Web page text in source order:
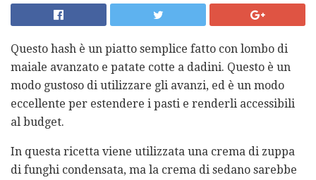
Questo hash è un piatto semplice fatto con lombo di
maiale avanzato e patate cotte a dadini. Questo è un
modo gustoso di utilizzare gli avanzi, ed è un modo
eccellente per estendere i pasti e renderli accessibili
al budget.
In questa ricetta viene utilizzata una crema di zuppa
di funghi condensata, ma la crema di sedano sarebbe